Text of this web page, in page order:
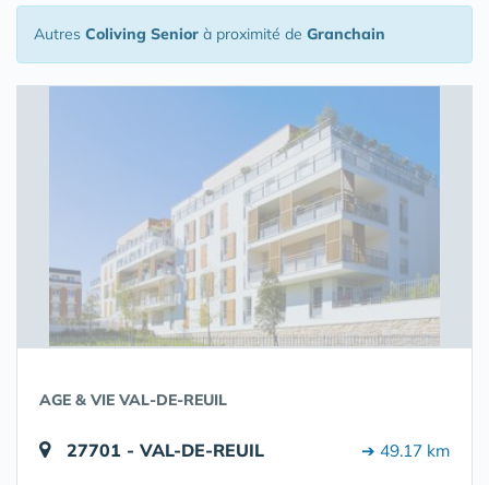
Autres Coliving Senior à proximité de Granchain
AGE & VIE VAL-DE-REUIL
27701 - VAL-DE-REUIL ➔ 49.17 km